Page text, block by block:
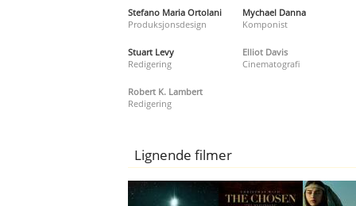
Stefano Maria Ortolani
Produksjonsdesign
Mychael Danna
Komponist
Stuart Levy
Redigering
Elliot Davis
Cinematografi
Robert K. Lambert
Redigering
Lignende filmer